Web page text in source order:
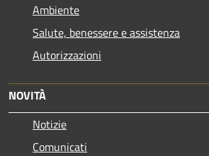
Ambiente
Salute, benessere e assistenza
Autorizzazioni
NOVITÀ
Notizie
Comunicati